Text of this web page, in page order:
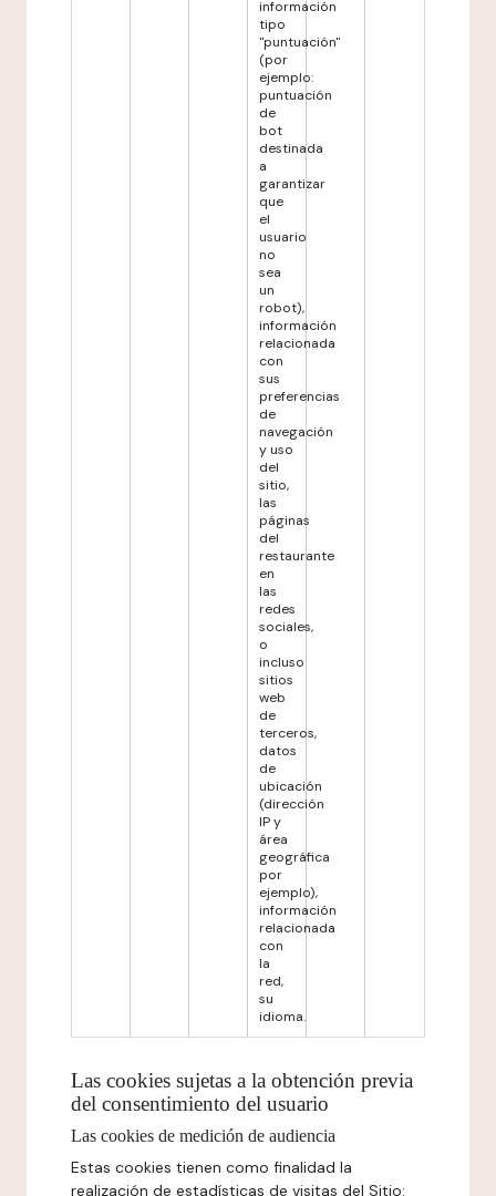
información
tipo
"puntuación"
(por
ejemplo:
puntuación
de
bot
destinada
a
garantizar
que
el
usuario
no
sea
un
robot),
información
relacionada
con
sus
preferencias
de
navegación
y uso
del
sitio,
las
páginas
del
restaurante
en
las
redes
sociales,
o
incluso
sitios
web
de
terceros,
datos
de
ubicación
(dirección
IP y
área
geográfica
por
ejemplo),
información
relacionada
con
la
red,
su
idioma.
Las cookies sujetas a la obtención previa
del consentimiento del usuario
Las cookies de medición de audiencia
Estas cookies tienen como finalidad la
realización de estadísticas de visitas del Sitio: